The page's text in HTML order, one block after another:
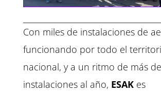
Con miles de instalaciones de
funcionando por todo el
nacional, y a un ritmo de más
instalaciones al año, ESAKes